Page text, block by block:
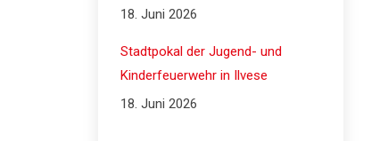
18. Juni 2026
Stadtpokal der Jugend- und
Kinderfeuerwehr in Ilvese
18. Juni 2026